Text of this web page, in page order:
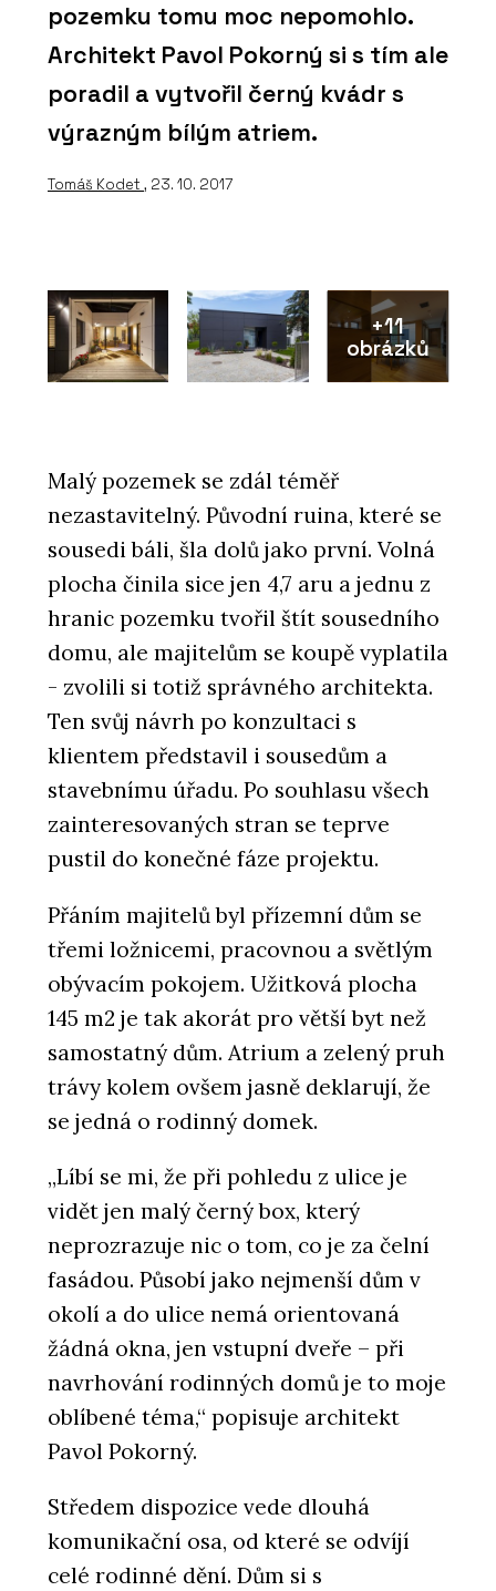
pozemku tomu moc nepomohlo.
Architekt Pavol Pokorný si s tím ale
poradil a vytvořil černý kvádr s
výrazným bílým atriem.
Tomáš Kodet , 23. 10. 2017
+11
obrázků
Malý pozemek se zdál téměř
nezastavitelný. Původní ruina, které se
sousedi báli, šla dolů jako první. Volná
plocha činila sice jen 4,7 aru a jednu z
hranic pozemku tvořil štít sousedního
domu, ale majitelům se koupě vyplatila
- zvolili si totiž správného architekta.
Ten svůj návrh po konzultaci s
klientem představil i sousedům a
stavebnímu úřadu. Po souhlasu všech
zainteresovaných stran se teprve
pustil do konečné fáze projektu.
Přáním majitelů byl přízemní dům se
třemi ložnicemi, pracovnou a světlým
obývacím pokojem. Užitková plocha
145 m2 je tak akorát pro větší byt než
samostatný dům. Atrium a zelený pruh
trávy kolem ovšem jasně deklarují, že
se jedná o rodinný domek.
„Líbí se mi, že při pohledu z ulice je
vidět jen malý černý box, který
neprozrazuje nic o tom, co je za čelní
fasádou. Působí jako nejmenší dům v
okolí a do ulice nemá orientovaná
žádná okna, jen vstupní dveře – při
navrhování rodinných domů je to moje
oblíbené téma,“ popisuje architekt
Pavol Pokorný.
Středem dispozice vede dlouhá
komunikační osa, od které se odvíjí
celé rodinné dění. Dům si s